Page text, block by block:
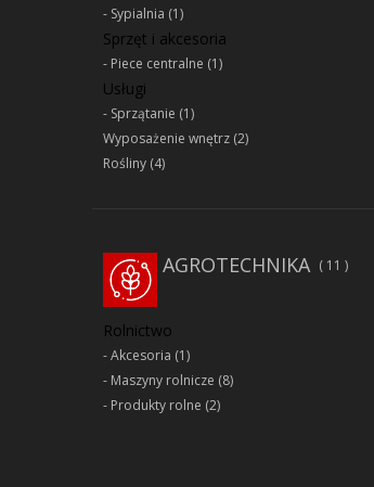
Sypialnia (1)
Sprzęt i akcesoria
Piece centralne (1)
Usługi
Sprzątanie (1)
Wyposażenie wnętrz (2)
Rośliny (4)
AGROTECHNIKA 11
Rolnictwo
Akcesoria (1)
Maszyny rolnicze (8)
Produkty rolne (2)